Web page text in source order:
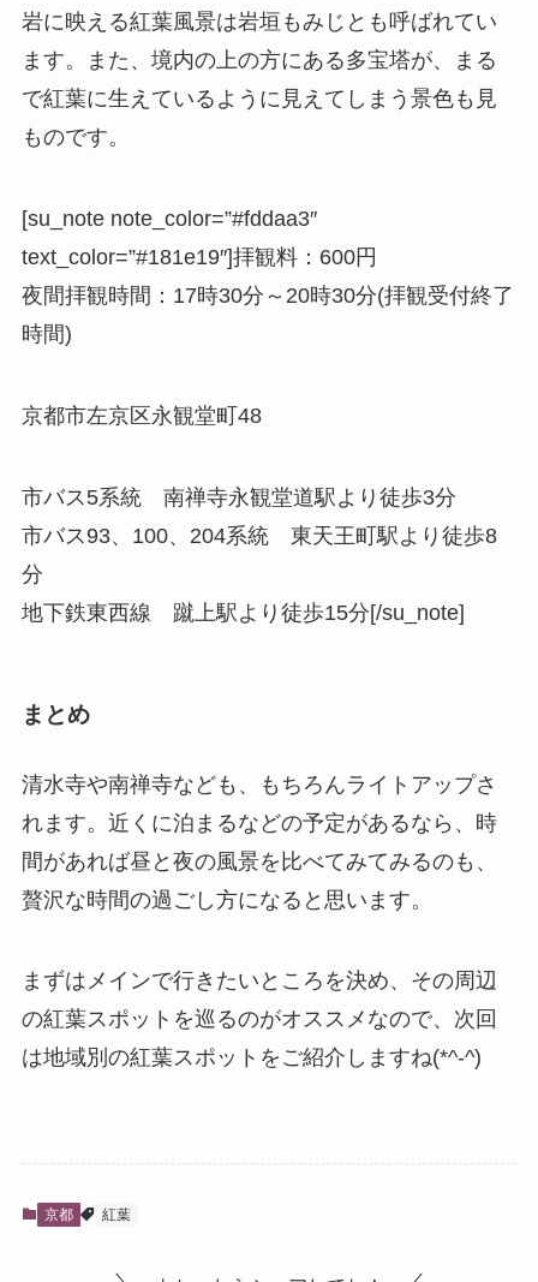
岩に映える紅葉風景は岩垣もみじとも呼ばれてい
ます。また、境内の上の方にある多宝塔が、まる
で紅葉に生えているように見えてしまう景色も見
ものです。
[su_note note_color=”#fddaa3″
text_color=”#181e19″]拝観料：600円
夜間拝観時間 ：17時30分～20時30分(拝観受付終了
時間)
京都市左京区永観堂町48
市バス5系統 南禅寺永観堂道駅より徒歩3分
市バス93、100、204系統 東天王町駅より徒歩8
分
地下鉄東西線 蹴上駅より徒歩15分[/su_note]
まとめ
清水寺や南禅寺なども、もちろんライトアップさ
れます。近くに泊まるなどの予定があるなら、時
間があれば昼と夜の風景を比べてみてみるのも、
贅沢な時間の過ごし方になると思います。
まずはメインで行きたいところを決め、その周辺
の紅葉スポットを巡るのがオススメなので、次回
は地域別の紅葉スポットをご紹介しますね(*^-^)
京都 紅葉